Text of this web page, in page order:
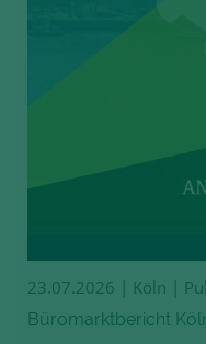
23.07.2026 | Köln |
Büromarktbericht